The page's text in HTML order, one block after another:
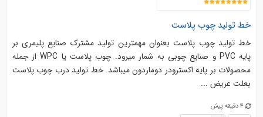
خط تولید چوب پلاست
خط تولید چوب پلاست بعنوان مهمترین تولید مشترک صنایع پلیمری بر
پایه PVC و صنایع چوبی به شمار میرود. چوب پلاست یا WPC از جمله
محصولات بر پایه اکسترودر دوماردون میباشد. خط تولید درب چوب پلاست
بعلت عریض ...
4 دقیقه پیش